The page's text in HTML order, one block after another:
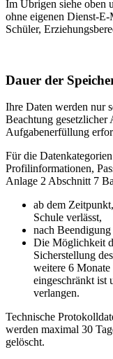
Im Übrigen siehe oben
ohne eigenen Dienst-
Schüler,
Dauer der
Ihre Daten werden nur
Beachtung
Aufgabenerfüllung
Für die
Profilinformationen,
Anlage 2 Abschnitt 7
ab dem
Schule verlässt,
nach
Die Möglichkeit
Sicherstellung
weitere 6 Monate
eingeschränkt ist
verlangen.
Technische
werden maximal 30
gelöscht.